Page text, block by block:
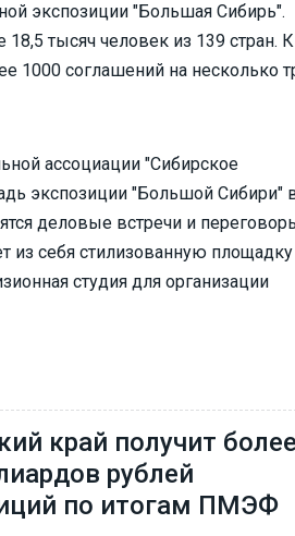
экспозиции "Большая Сибирь".
тысяч человек из 139 стран. К
1000 соглашений на несколько
ассоциации "Сибирское
экспозиции "Большой Сибири"
деловые встречи и
из себя стилизованную
студия для организации
край получит более
рублей
по итогам ПМЭФ